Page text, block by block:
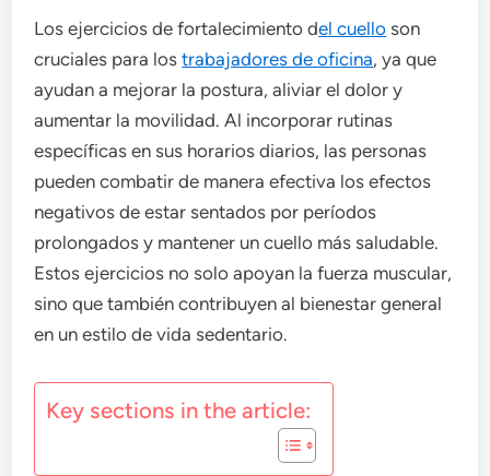
Los ejercicios de fortalecimiento del cuello son
cruciales para lostrabajadores de oficina, ya que
ayudan a mejorar la postura, aliviar el dolor y
aumentar la movilidad. Al incorporar rutinas
específicas en sus horarios diarios, las personas
pueden combatir de manera efectiva los efectos
negativos de estar sentados por períodos
prolongados y mantener un cuello más saludable.
Estos ejercicios no solo apoyan la fuerza muscular,
sino que también contribuyen al bienestar general
en un estilo de vida sedentario.
Key sections in the article: